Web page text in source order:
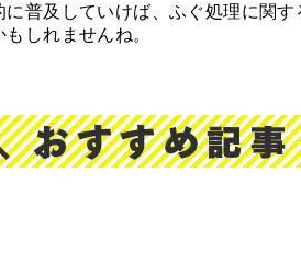
に普及していけば、ふぐ処理に関
しれませんね。